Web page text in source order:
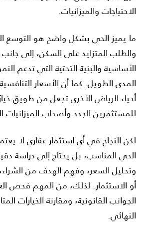
الاحتياجات والميزانيات.
ما يميز الحي بشكل واضح هو التوسع
والطلب المتزايد على السكن، إلى
الأساسية والبنية التحتية التي تدعم
المدى الطويل. كما أن الأسعار
أحياء الرياض الأخرى تجعل من طويق
للمستثمرين الجدد وأصحاب
لكن النجاح في أي استثمار عقاري لا
الحي المناسب، بل يحتاج إلى دراسة
وتحليل السعر، وفهم الهدف من
أو الاستثمار. لذلك، من المهم فحص
الجوانب القانونية، ومقارنة الخيارات
النهائي.